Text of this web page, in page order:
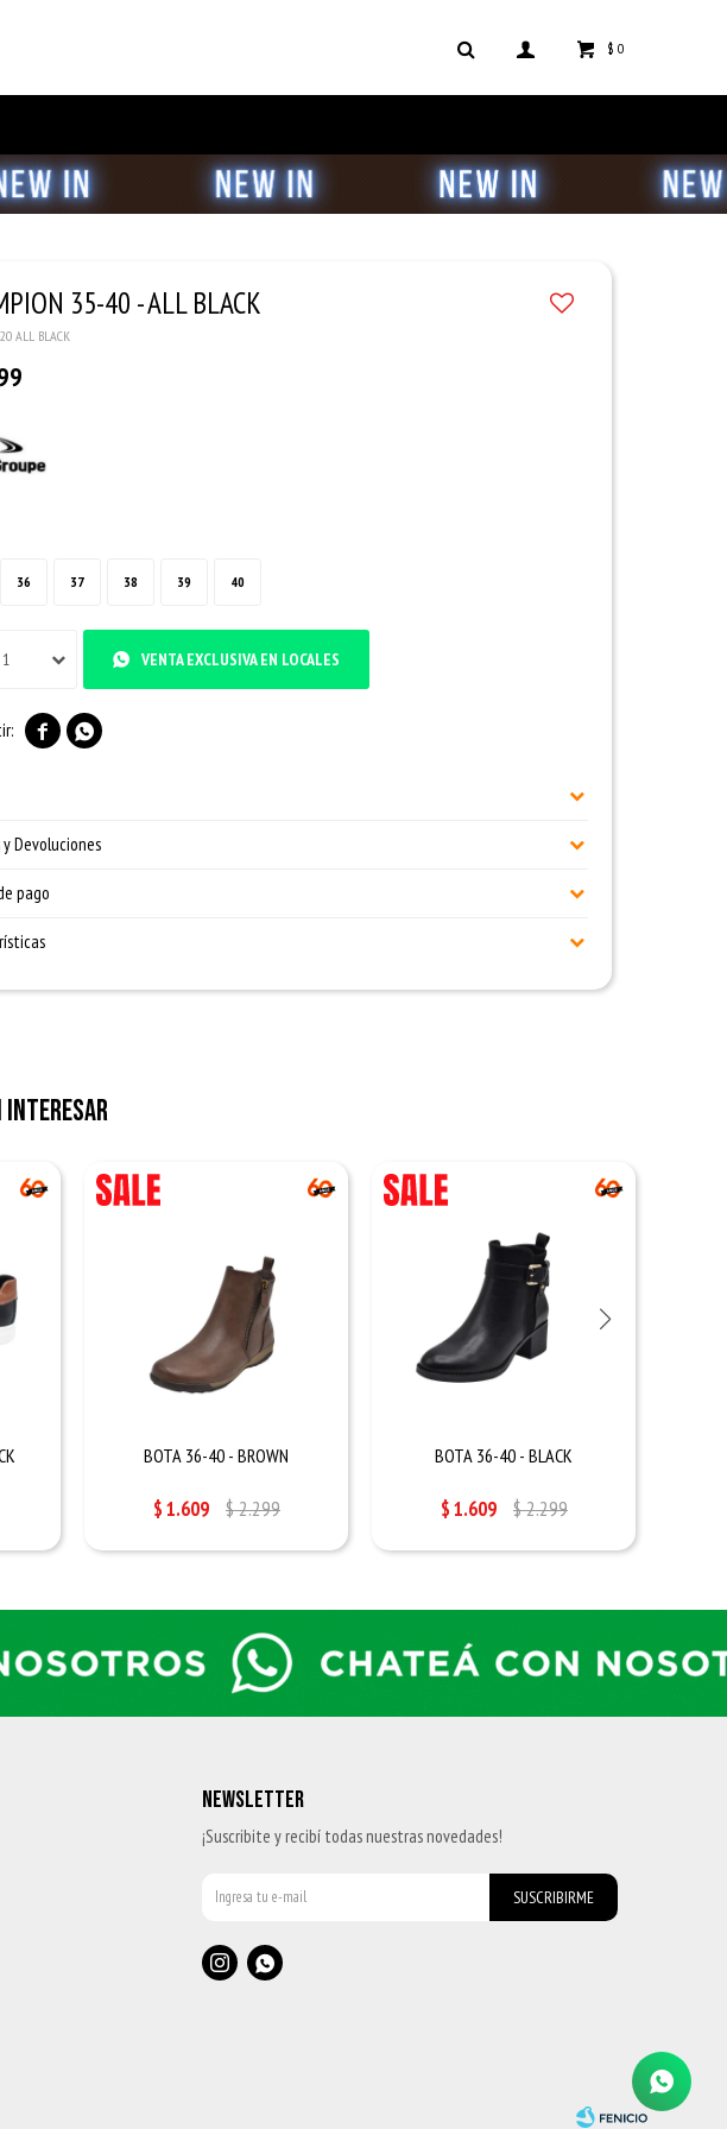
$ 0
35-40 - ALL BLACK
ALL BLACK
36 37 38 39 40
1 VENTA EXCLUSIVA EN LOCALES
 
y Devoluciones
pago
interesar
BOTA 36-40 - BROWN
$1.609 $2.299
BOTA 36-40 - BLACK
$1.609 $2.299
NEWSLETTER
¡Suscribite y recibí todas nuestras novedades!
SUSCRIBIRME
 